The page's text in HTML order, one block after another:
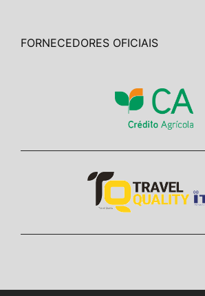
FORNECEDORES OFICIAIS